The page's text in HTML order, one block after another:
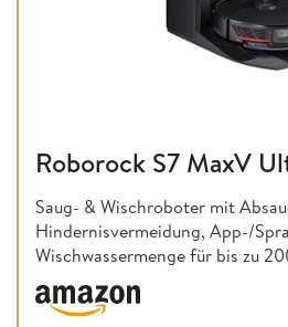
Roborock S7 MaxV
Saug- & Wischroboter mit
Hindernisvermeidung, App-/
Wischwassermenge für bis zu